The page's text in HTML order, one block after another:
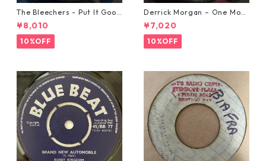
The Bleechers - Put It Good
【7-21637】
¥8,010
10%OFF
Derrick Morgan – One Morn
ing In May【7-21653】
¥7,020
10%OFF